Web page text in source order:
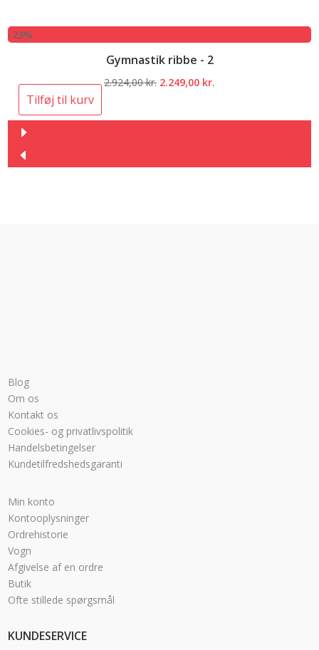
-23%
Gymnastik ribbe - 2
2.924,00kr. Den
2.249,00 kr.
Tilføj til kurv
Blog
Om os
Kontakt os
Cookies- og privatlivspolitik
Handelsbetingelser
Kundetilfredshedsgaranti
Min konto
Kontooplysninger
Ordrehistorie
Vogn
Afgivelse af en ordre
Butik
Ofte stillede spørgsmål
KUNDESERVICE